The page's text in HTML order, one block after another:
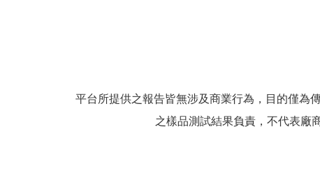
平台所提供之報告皆無涉及商業行為，目的僅為
之樣品測試結果負責，不代表廠